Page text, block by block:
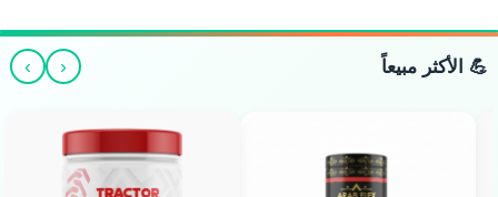
💪 الأكثر مبيعاً ‹
›